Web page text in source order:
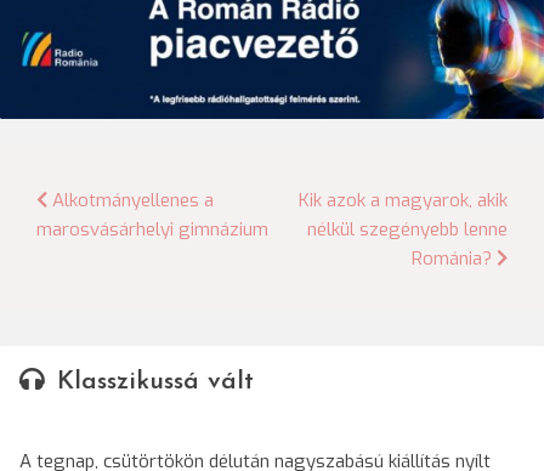
Bejegyzés
navigáció
Alkotmányellenes a
marosvásárhelyi gimnázium
Kik azok a magyarok, akik
nélkül szegényebb lenne
Románia?
Klasszikussá vált
A tegnap, csütörtökön délután nagyszabású kiállítás nyílt